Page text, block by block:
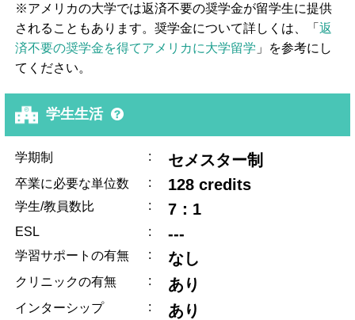
※アメリカの大学では返済不要の奨学金が留学生に提供
されることもあります。奨学金について詳しくは、「返
済不要の奨学金を得てアメリカに大学留学 」を参考にし
てください。
学生生活
学期制 : セメスター制
卒業に必要な単位数 : 128 credits
学生/教員数比 : 7：1
ESL : ---
学習サポートの有無 : なし
クリニックの有無 : あり
インターシップ : あり